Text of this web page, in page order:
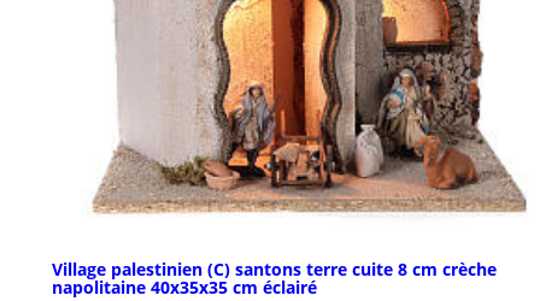
Village palestinien (C) santons terre cuite 8 cm crèche
napolitaine 40x35x35 cm éclairé